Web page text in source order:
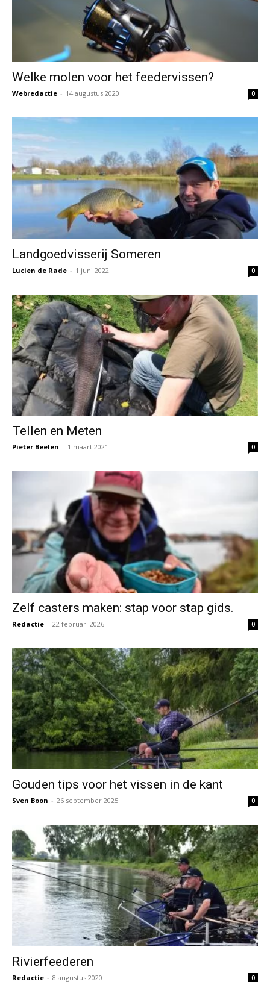
Welke molen voor het feedervissen?
Webredactie - 14 augustus 2020 0
Landgoedvisserij Someren
Lucien de Rade - 1 juni 2022 0
Tellen en Meten
Pieter Beelen - 1 maart 2021 0
Zelf casters maken: stap voor stap gids.
Redactie - 22 februari 2026 0
Gouden tips voor het vissen in de kant
Sven Boon - 26 september 2025 0
Rivierfeederen
Redactie - 8 augustus 2020 0